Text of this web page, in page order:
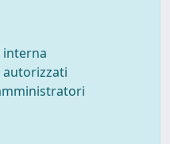
interna